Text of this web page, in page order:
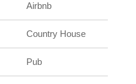
Airbnb
Country House
Pub